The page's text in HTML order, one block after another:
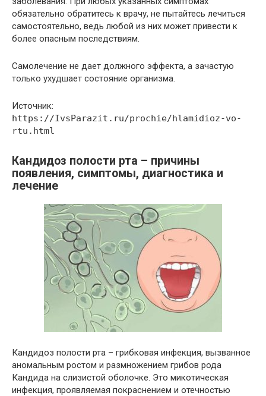
обязательно обратитесь к врачу, не пытайтесь лечиться
самостоятельно, ведь любой из них может привести к
более опасным последствиям.
Самолечение не дает должного эффекта, а зачастую
только ухудшает состояние организма.
Источник:
https://IvsParazit.ru/prochie/hlamidioz-vo-
rtu.html
Кандидоз полости рта – причины
появления, симптомы, диагностика и
лечение
Кандидоз полости рта – грибковая инфекция, вызванное
аномальным ростом и размножением грибов рода
Кандида на слизистой оболочке. Это микотическая
инфекция, проявляемая покраснением и отечностью